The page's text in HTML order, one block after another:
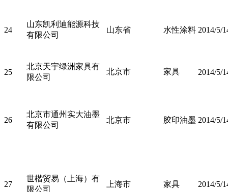
24
山东凯利迪能源科技
有限公司
山东省 水性涂料 2014/5/
25
北京天宇绿洲家具有
限公司
北京市 家具 2014/5/
26
北京市通州实大油墨
有限公司
北京市 胶印油墨 2014/5/
27
世楷贸易（上海）有
限公司
上海市 家具 2014/5/